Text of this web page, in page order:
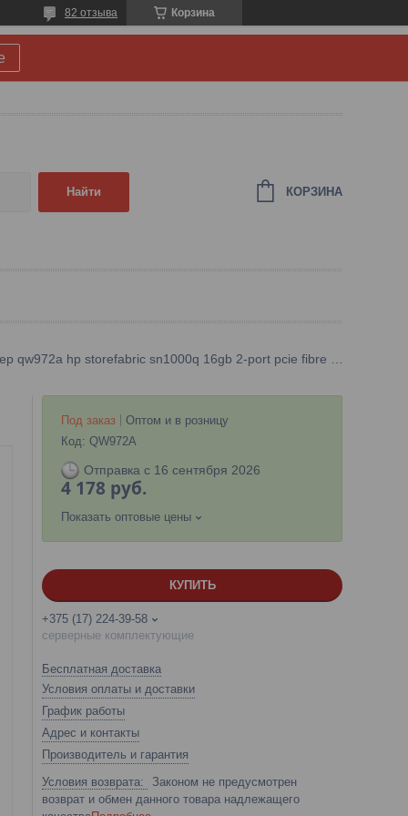
Корзина
82 отзыва
Найти КОРЗИНА
Под заказ
Оптом и в розницу
Код: QW972A
Отправка с 16 сентября 2026
4 178 руб.
Показать оптовые цены
КУПИТЬ
+375 (17) 224-39-58
серверные комплектующие
Бесплатная доставка
Условия оплаты и доставки
График работы
Адрес и контакты
Производитель и гарантия
Законом не предусмотрен
возврат и обмен данного товара надлежащего